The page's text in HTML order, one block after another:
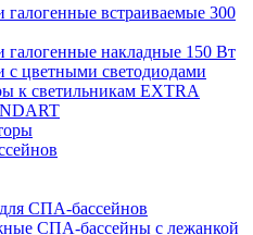
галогенные встраиваемые 300
галогенные накладные 150 Вт
с цветными светодиодами
к светильникам EXTRA
СПА-бассейнов
СПА-бассейны с лежанкой